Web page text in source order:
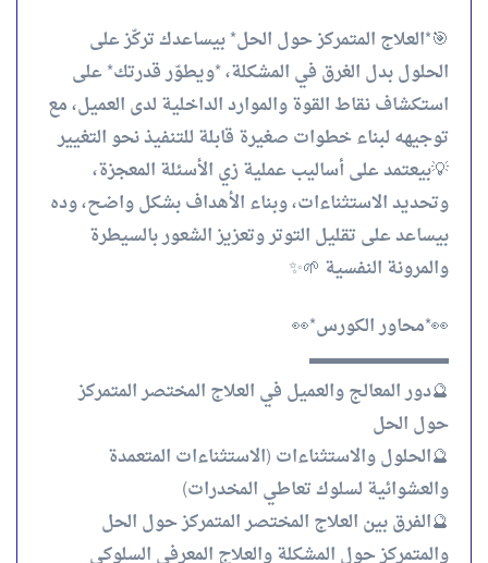
🎯*العلاج المتمركز حول الحل* بيساعدك تركّز على
الحلول بدل الغرق في المشكلة، *ويطوّر قدرتك* على
استكشاف نقاط القوة والموارد الداخلية لدى العميل، مع
توجيهه لبناء خطوات صغيرة قابلة للتنفيذ نحو التغيير
💡بيعتمد على أساليب عملية زي الأسئلة المعجزة،
وتحديد الاستثناءات، وبناء الأهداف بشكل واضح، وده
بيساعد على تقليل التوتر وتعزيز الشعور بالسيطرة
والمرونة النفسية 🌱✨
👀*محاور الكورس*👀
▬▬▬▬▬▬▬▬
🔮دور المعالج والعميل في العلاج المختصر المتمركز
حول الحل
🔮الحلول والاستثناءات (الاستثناءات المتعمدة
والعشوائية لسلوك تعاطي المخدرات)
🔮الفرق بين العلاج المختصر المتمركز حول الحل
والمتمركز حول المشكلة والعلاج المعرفي السلوكي